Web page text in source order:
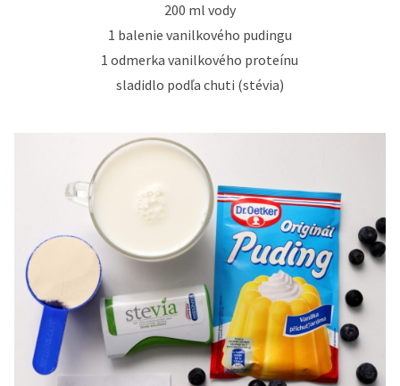
200 ml vody
1 balenie vanilkového pudingu
1 odmerka vanilkového proteínu
sladidlo podľa chuti (stévia)